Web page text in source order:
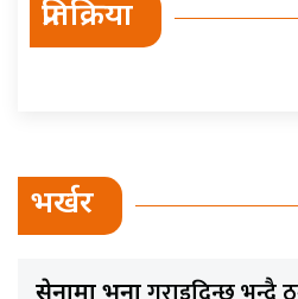
प्रतिक्रिया
भर्खर